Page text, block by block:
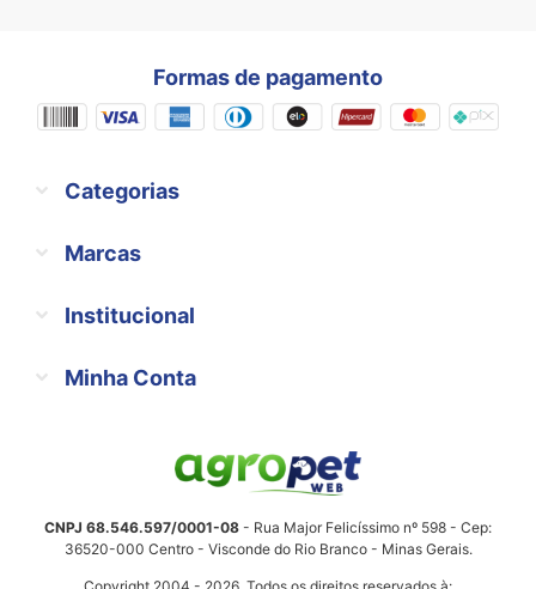
Formas de pagamento
Categorias
Marcas
Institucional
Minha Conta
CNPJ 68.546.597/0001-08 - Rua Major Felicíssimo nº 598 - Cep:
36520-000 Centro - Visconde do Rio Branco - Minas Gerais.